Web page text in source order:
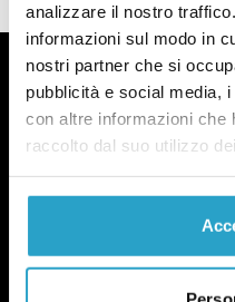
analizzare il nostro
informazioni sul modo in
nostri partner che si
pubblicità e social media,
con altre informazioni che
raccolto dal suo utilizzo